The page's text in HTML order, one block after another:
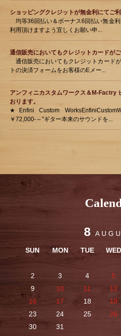
ショッピングクレジットが無金利にてご
均等36回払い＆ボーナス6回払い無金
利用頂けますよう宜しくお願い申...
通信販売においてもクレジットカードがご
通信販売においてもクレジットカード
トの決済フォームをお客様のEメー...
アンフィニカスタムワークス＆M-Factry
おります。
★Enfini Custom
￥72,000-～"ギター本来のサウンドを...
8
SUN MON TUE WED
2
3 4 5
9
10 11 12
16
17 18 19
23
24 25 26
30
31